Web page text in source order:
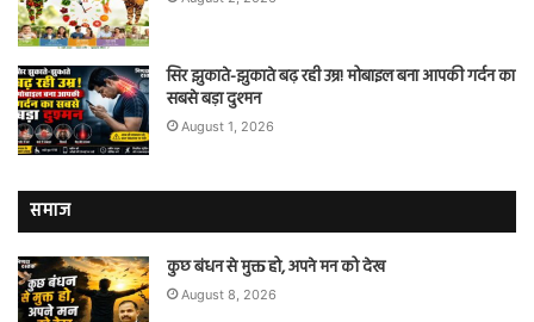
सिर झुकाते-झुकाते बढ़ रही उम्र! मोबाइल बना आपकी गर्दन का
सबसे बड़ा दुश्मन
August 1, 2026
समाज
कुछ बंधन से मुक्त हो, अपने मन को देख
August 8, 2026